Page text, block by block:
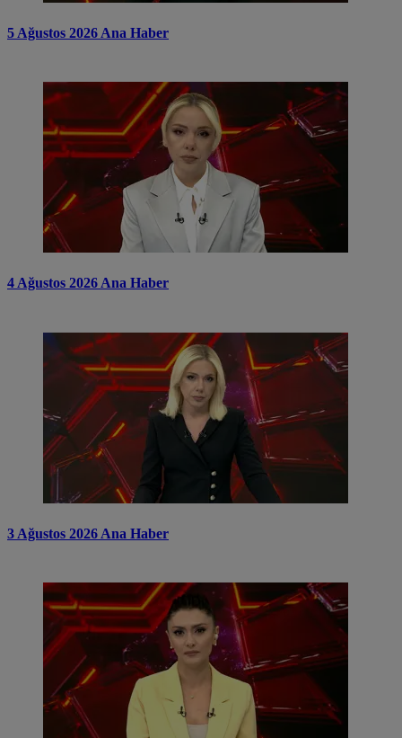
5 Ağustos 2026 Ana Haber
4 Ağustos 2026 Ana Haber
3 Ağustos 2026 Ana Haber